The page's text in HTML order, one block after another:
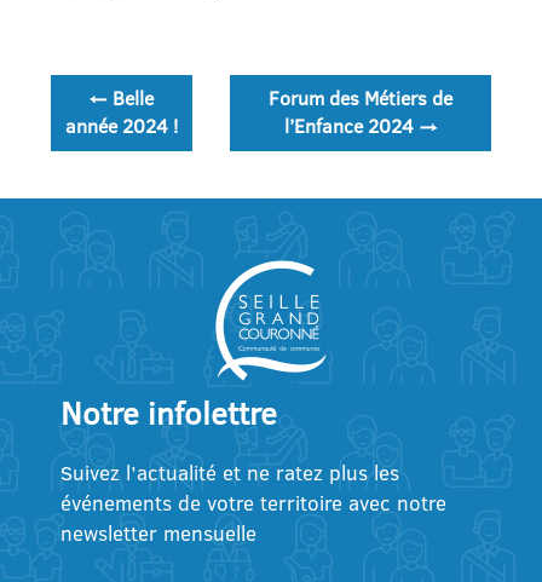
Navigation
l’article
← Belle
année 2024 !
Forum des Métiers de
l’Enfance 2024 →
Notre infolettre
Suivez l’actualité et ne ratez plus les
événements de votre territoire avec notre
newsletter mensuelle